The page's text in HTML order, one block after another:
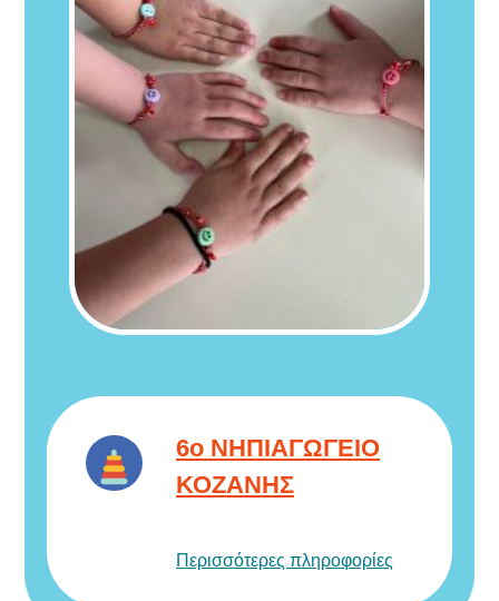
6ο ΝΗΠΙΑΓΩΓΕΙΟ
ΚΟΖΑΝΗΣ
Περισσότερες πληροφορίες